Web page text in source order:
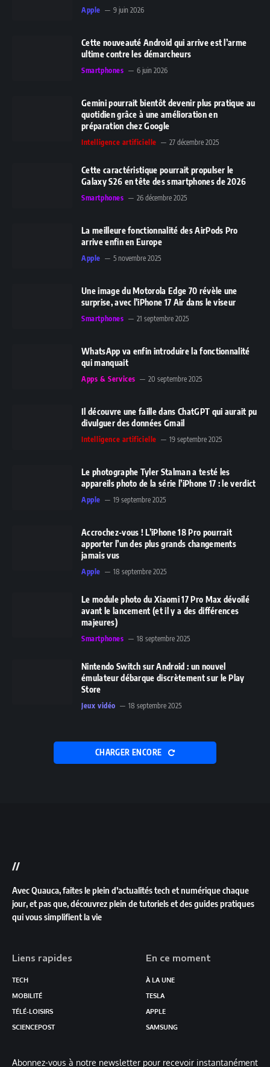
Apple 9 juin 2026
Cette nouveauté Android qui arrive est l’arme
ultime contre les démarcheurs
Smartphones 6 juin 2026
Gemini pourrait bientôt devenir plus pratique au
quotidien grâce à une amélioration en
préparation chez Google
Intelligence artificielle 27 décembre 2025
Cette caractéristique pourrait propulser le
Galaxy S26 en tête des smartphones de 2026
Smartphones 26 décembre 2025
La meilleure fonctionnalité des AirPods Pro
arrive enfin en Europe
Apple 5 novembre 2025
Une image du Motorola Edge 70 révèle une
surprise, avec l’iPhone 17 Air dans le viseur
Smartphones 21 septembre 2025
WhatsApp va enfin introduire la fonctionnalité
qui manquait
Apps & Services 20 septembre 2025
Il découvre une faille dans ChatGPT qui aurait pu
divulguer des données Gmail
Intelligence artificielle 19 septembre 2025
Le photographe Tyler Stalman a testé les
appareils photo de la série l’iPhone 17 : le verdict
Apple 19 septembre 2025
Accrochez-vous ! L’iPhone 18 Pro pourrait
apporter l’un des plus grands changements
jamais vus
Apple 18 septembre 2025
Le module photo du Xiaomi 17 Pro Max dévoilé
avant le lancement (et il y a des différences
majeures)
Smartphones 18 septembre 2025
Nintendo Switch sur Android : un nouvel
émulateur débarque discrètement sur le Play
Store
Jeux vidéo 18 septembre 2025
CHARGER ENCORE
//
Avec Quauca, faites le plein d’actualités tech et numérique chaque
jour, et pas que, découvrez plein de tutoriels et des guides pratiques
qui vous simplifient la vie
Liens rapides
TECH
MOBILITÉ
TÉLÉ-LOISIRS
SCIENCEPOST
En ce moment
À LA UNE
TESLA
APPLE
SAMSUNG
Abonnez-vous à notre newsletter pour recevoir instantanément